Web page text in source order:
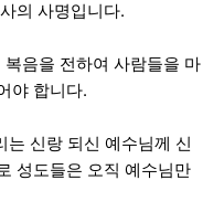
의 사명입니다.
음을 전하여 사람들을 마
야 합니다.
는 신랑 되신 예수님께 신
성도들은 오직 예수님만